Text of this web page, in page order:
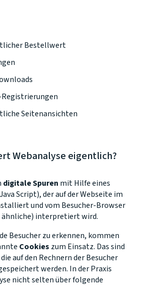
Bestellwert
Seitenansichten
Webanalyse eigentlich?
digitale Spuren mit Hilfe eines
Script), der auf der Webseite im
und vom Besucher-Browser
ähnliche) interpretiert wird.
Besucher zu erkennen, kommen
Cookies zum Einsatz. Das sind
die auf den Rechnern der Besucher
werden. In der Praxis
nicht selten über folgende